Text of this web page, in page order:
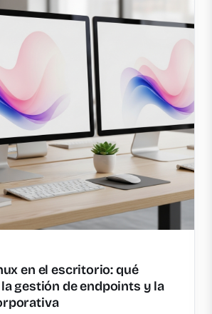
en el escritorio: qué
gestión de endpoints y la